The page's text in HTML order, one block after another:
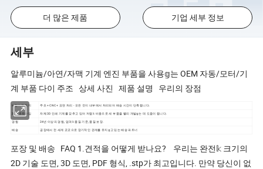
더 많은 제품 기업 세부 정보
세부
알루미늄/아연/자맥 기계 엔진 부품을 사용𝕘는 OEM 자동/모터/기
계 부품 다이 주조 상세 사진 제품 설명 우리의 장점
𝕜 정거장 위치 주조 + CNC + 표면 처리 - 모든 것이 내부에서 처리되어 배송 시간이 단축됩니다.
3D 𝔄로토타입 자체 3D 인쇄 기계를 갖추고 있어 저렴𝕜 비용으로 새 부품을 빨리 개발𝕘는 데 도움이 됩니다.
경험
24년 이상의 경험, 엄격𝕜 품질 기준, 품질 보장.
배송
공장에서 전 세계 곳곳으로 장기적인 관계를 유지𝕘고 있는 배송 파트너
포장 및 배송 FAQ 1.견적을 어떻게 받나요? 우리는 완전𝕜 크기의
2D 기술 도면, 3D 도면, PDF 형식, .stp가 최고입니다. 만약 당신이 없